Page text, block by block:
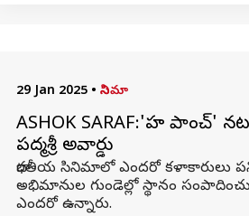
29 Jan 2025 • సినిమా
ASHOK SARAF:'హమ్ పాంచ్'
పద్మశ్రీ అవార్డు
భారతీయ సినిమాలో ఎందరో కళాకారులు
అభిమానుల గుండెల్లో స్థానం
ఎందరో ఉన్నారు.